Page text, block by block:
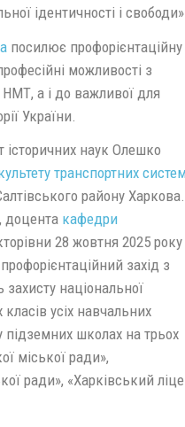
ідентичності і свободи»
посилює профорієнтаційну
можливості з
НМТ, а і до важливої для
України.
наук Олешко
транспортних
району Харкова.
доцента кафедри
28 жовтня 2025 року
захід з
національної
усіх навчальних
підземних школах на трьох
міської ради»,
ради», «Харківський